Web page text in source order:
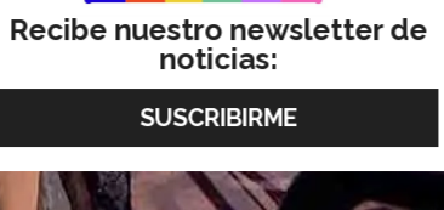
Recibe nuestro newsletter de
noticias: